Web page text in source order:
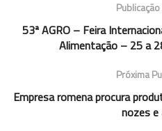
53ª AGRO – Feira
Alimentação – 25 a
Próxima
Empresa romena procura
nozes